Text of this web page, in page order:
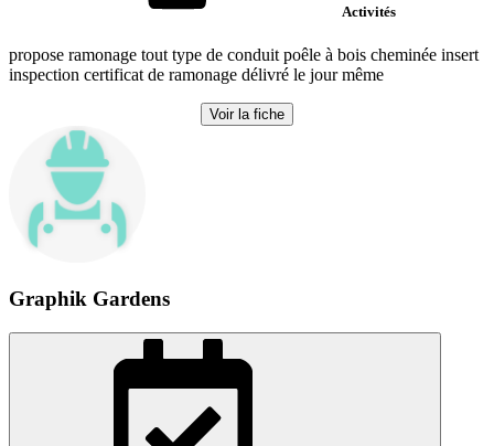
Activités
propose ramonage tout type de conduit poêle à bois cheminée insert
inspection certificat de ramonage délivré le jour même
Voir la fiche
Graphik Gardens